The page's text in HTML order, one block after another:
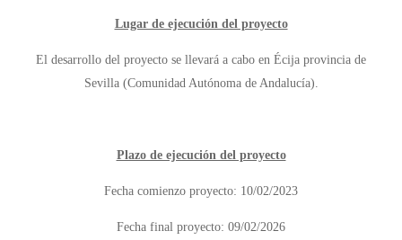
Lugar de ejecución del proyecto
El desarrollo del proyecto se llevará a cabo en Écija provincia de
Sevilla (Comunidad Autónoma de Andalucía).
Plazo de ejecución del proyecto
Fecha comienzo proyecto: 10/02/2023
Fecha final proyecto: 09/02/2026